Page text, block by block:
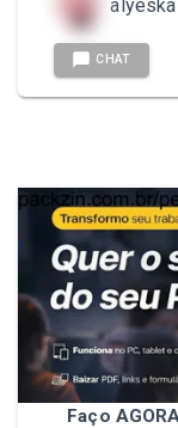
alyeska
CHAT
Faço